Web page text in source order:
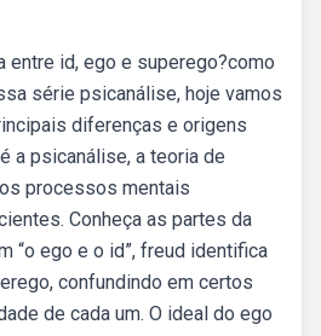
entre id, ego e superego?como
série psicanálise, hoje vamos
diferenças e origens
a psicanálise, a teoria de
processos mentais
Conheça as partes da
“o ego e o id”, freud identifica
confundindo em certos
de cada um. O ideal do ego